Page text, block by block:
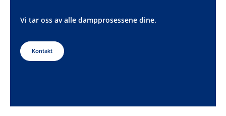
Vi tar oss av alle dampprosessene dine.
Kontakt